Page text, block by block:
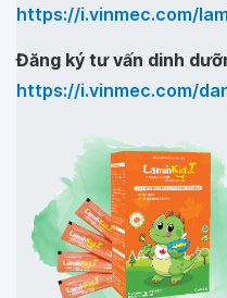
https://i.vinmec.com/
Đăng ký tư vấn dinh
https://i.vinmec.com/